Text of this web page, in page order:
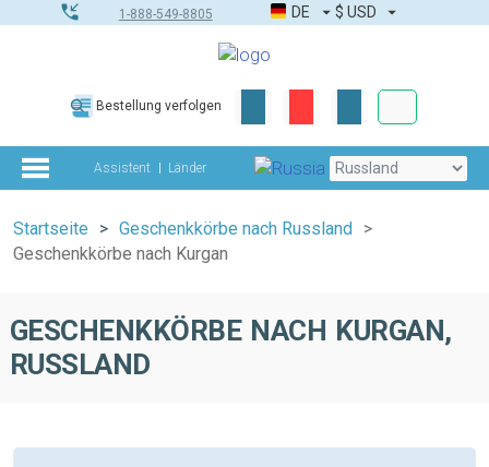
1-888-549-8805 DE $ USD
Bestellung verfolgen
Assistent Länder
Startseite
Geschenkkörbe nach Russland
Geschenkkörbe nach Kurgan
GESCHENKKÖRBE NACH KURGAN,
RUSSLAND